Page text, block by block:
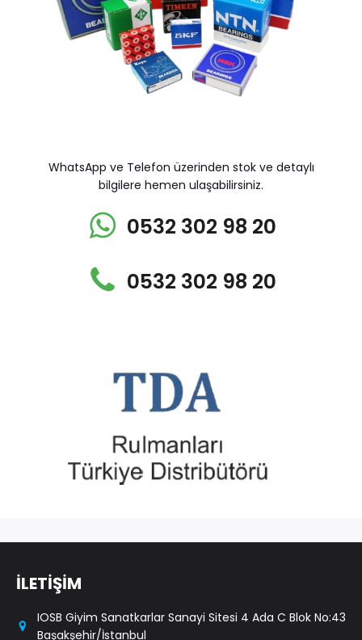
WhatsApp ve Telefon üzerinden stok ve detaylı
bilgilere hemen ulaşabilirsiniz.
0532 302 98 20
0532 302 98 20
İLETİŞİM
IOSB Giyim Sanatkarlar Sanayi Sitesi 4 Ada C Blok No:43
Başakşehir/İstanbul